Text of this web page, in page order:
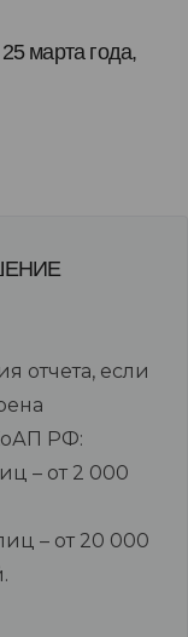
марта года,
отчета, если
РФ:
– от 2 000
– от 20 000